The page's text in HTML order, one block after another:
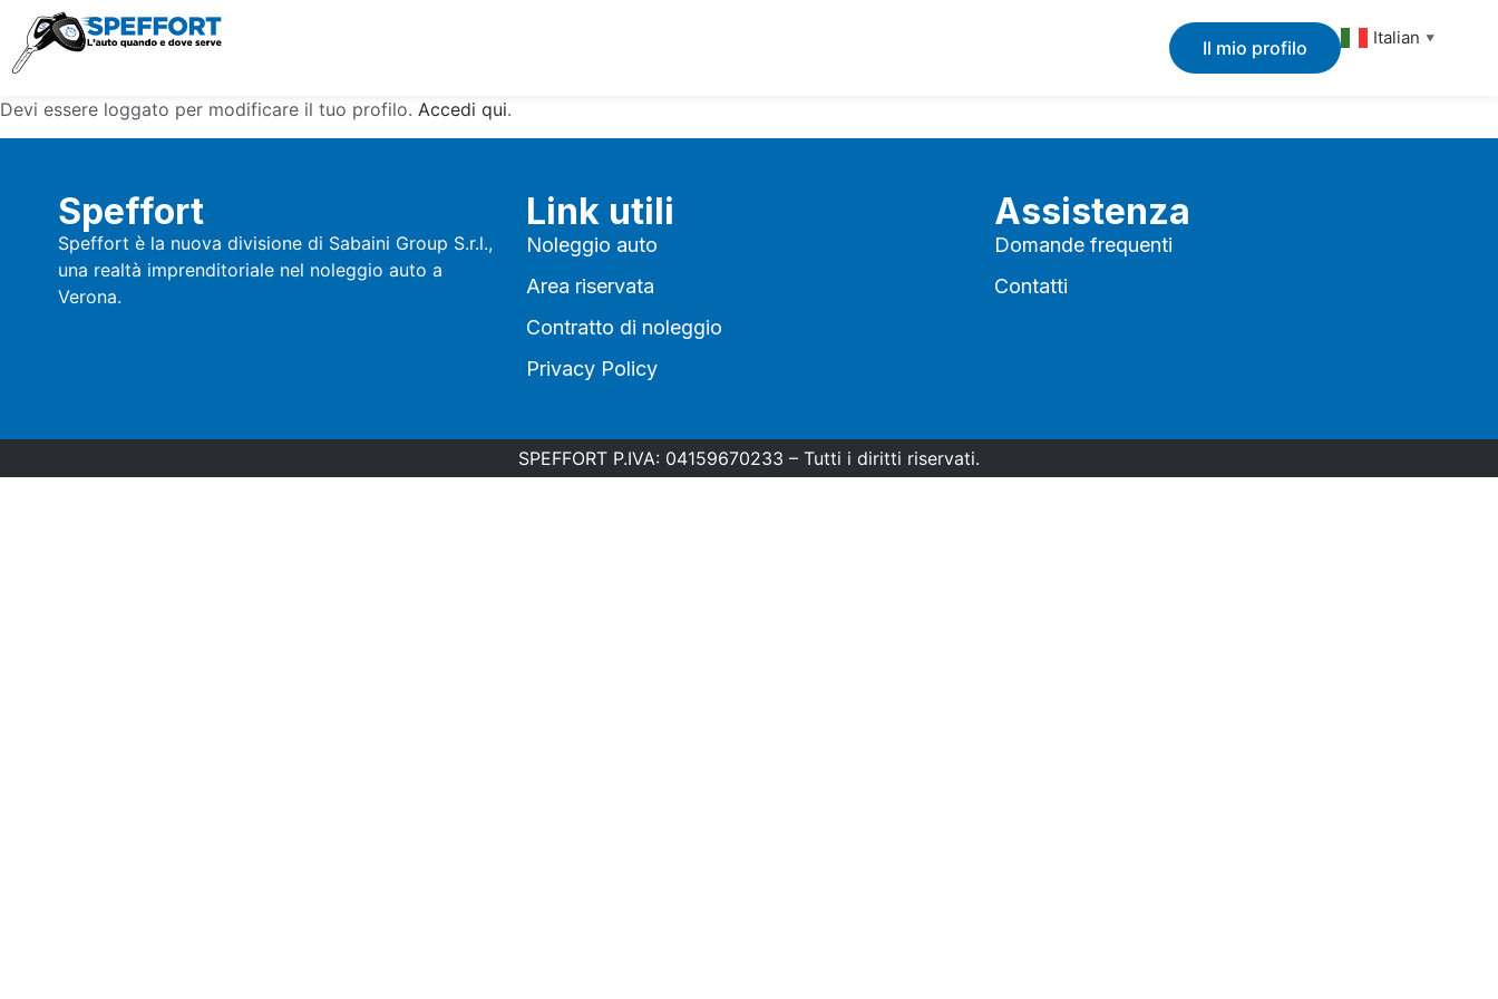
Il mio profilo Italian ▼
Devi essere loggato per modificare il tuo profilo. Accedi qui.
Speffort
Speffort è la nuova divisione di Sabaini Group S.r.l.,
una realtà imprenditoriale nel noleggio auto a
Verona.
Link utili
Noleggio auto
Area riservata
Contratto di noleggio
Privacy Policy
Assistenza
Domande frequenti
Contatti
SPEFFORT P.IVA: 04159670233 – Tutti i diritti riservati.